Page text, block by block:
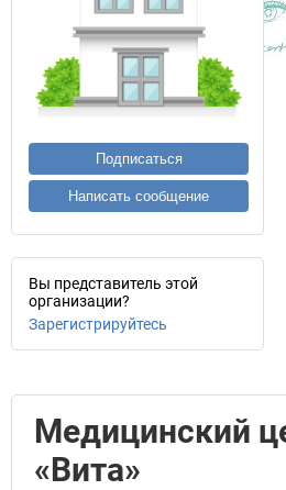
Подписаться
Написать сообщение
Вы представитель этой
организации?
Зарегистрируйтесь
Медицинский
«Вита»